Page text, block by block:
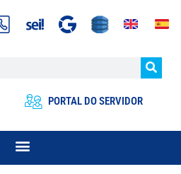
PORTAL DO SERVIDOR